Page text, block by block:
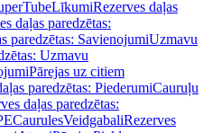
LīkumiRezerves daļas
daļas paredzētas:
paredzētas: SavienojumiUzmavu
Uzmavu
Pārejas uz citiem
paredzētas: PiederumiCauruļu
daļas paredzētas:
CaurulesVeidgabaliRezerves